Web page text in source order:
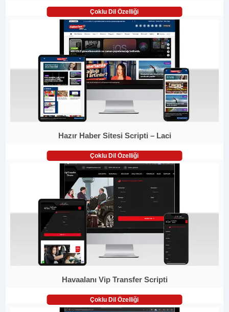
Çoklu Dil Özelliği
Hazır Haber Sitesi Scripti – Laci
Çoklu Dil Özelliği
Havaalanı Vip Transfer Scripti
Çoklu Dil Özelliği